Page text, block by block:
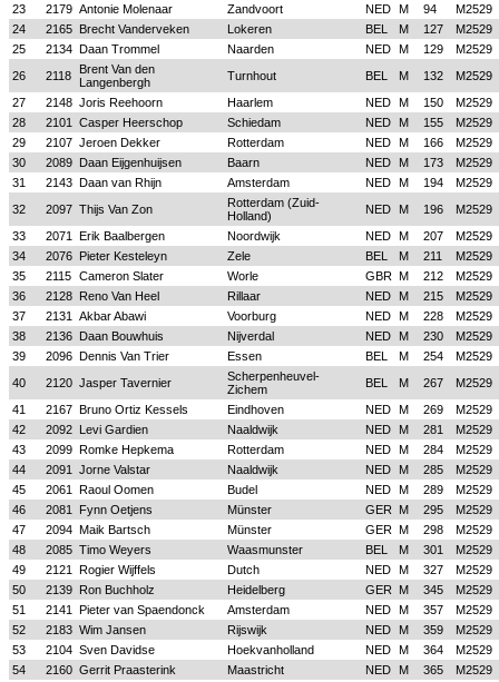
23
2179 Antonie Molenaar Zandvoort NED M 94
M2529
24
2165 Brecht Vanderveken Lokeren BEL M 127
M2529
25
2134 Daan Trommel Naarden NED M 129
M2529
26
2118
Brent Van den
Langenbergh
Turnhout BEL M 132
M2529
27
2148 Joris Reehoorn Haarlem NED M 150
M2529
28
2101 Casper Heerschop Schiedam NED M 155
M2529
29
2107 Jeroen Dekker Rotterdam NED M 166
M2529
30
2089 Daan Eijgenhuijsen Baarn NED M 173
M2529
31
2143 Daan van Rhijn Amsterdam NED M 194
M2529
32
2097 Thijs Van Zon
Rotterdam (Zuid-
Holland)
NED M 196
M2529
33
2071 Erik Baalbergen Noordwijk NED M 207
M2529
34
2076 Pieter Kesteleyn Zele BEL M 211
M2529
35
2115 Cameron Slater Worle GBR M 212
M2529
36
2128 Reno Van Heel Rillaar NED M 215
M2529
37
2131 Akbar Abawi Voorburg NED M 228
M2529
38
2136 Daan Bouwhuis Nijverdal NED M 230
M2529
39
2096 Dennis Van Trier Essen BEL M 254
M2529
40
2120 Jasper Tavernier
Scherpenheuvel-
Zichem
BEL M 267
M2529
41
2167 Bruno Ortiz Kessels Eindhoven NED M 269
M2529
42
2092 Levi Gardien Naaldwijk NED M 281
M2529
43
2099 Romke Hepkema Rotterdam NED M 284
M2529
44
2091 Jorne Valstar Naaldwijk NED M 285
M2529
45
2061 Raoul Oomen Budel NED M 289
M2529
46
2081 Fynn Oetjens Münster GER M 295
M2529
47
2094 Maik Bartsch Münster GER M 298
M2529
48
2085 Timo Weyers Waasmunster BEL M 301
M2529
49
2121 Rogier Wijffels Dutch NED M 327
M2529
50
2139 Ron Buchholz Heidelberg GER M 345
M2529
51
2141 Pieter van Spaendonck Amsterdam NED M 357
M2529
52
2183 Wim Jansen Rijswijk NED M 359
M2529
53
2104 Sven Davidse Hoekvanholland NED M 364
M2529
54
2160 Gerrit Praasterink Maastricht NED M 365
M2529